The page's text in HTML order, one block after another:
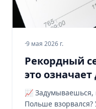
·9 мая 2026 г.
Рекордный
это означает
📈
Польше взорвался?